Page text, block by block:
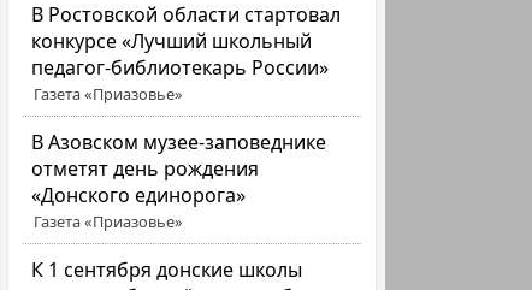
В Ростовской области стартовал
конкурсе «Лучший школьный
педагог-библиотекарь России»
Газета «Приазовье»
В Азовском музее-заповеднике
отметят день рождения
«Донского единорога»
Газета «Приазовье»
К 1 сентября донские школы